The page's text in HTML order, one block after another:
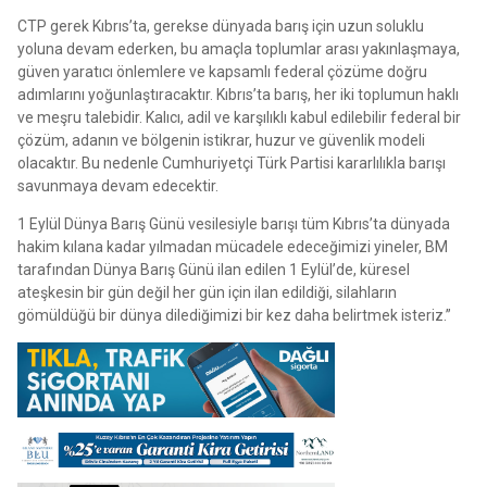
CTP gerek Kıbrıs’ta, gerekse dünyada barış için uzun soluklu
yoluna devam ederken, bu amaçla toplumlar arası yakınlaşmaya,
güven yaratıcı önlemlere ve kapsamlı federal çözüme doğru
adımlarını yoğunlaştıracaktır. Kıbrıs’ta barış, her iki toplumun haklı
ve meşru talebidir. Kalıcı, adil ve karşılıklı kabul edilebilir federal bir
çözüm, adanın ve bölgenin istikrar, huzur ve güvenlik modeli
olacaktır. Bu nedenle Cumhuriyetçi Türk Partisi kararlılıkla barışı
savunmaya devam edecektir.
1 Eylül Dünya Barış Günü vesilesiyle barışı tüm Kıbrıs’ta dünyada
hakim kılana kadar yılmadan mücadele edeceğimizi yineler, BM
tarafından Dünya Barış Günü ilan edilen 1 Eylül’de, küresel
ateşkesin bir gün değil her gün için ilan edildiği, silahların
gömüldüğü bir dünya dilediğimizi bir kez daha belirtmek isteriz.”